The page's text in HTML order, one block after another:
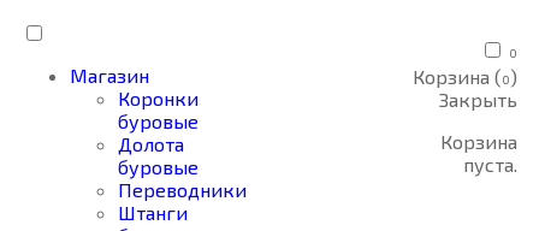
Магазин
Коронки
буровые
Долота
буровые
Переводники
Штанги
0
Корзина (0)
Закрыть
Корзина
пуста.